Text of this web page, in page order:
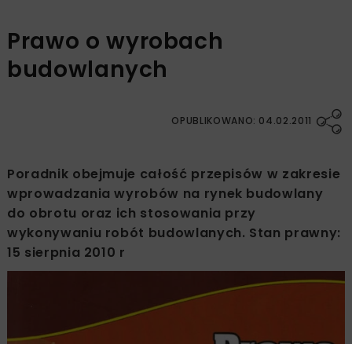
Prawo o wyrobach
budowlanych
OPUBLIKOWANO: 04.02.2011
Poradnik obejmuje całość przepisów w zakresie
wprowadzania wyrobów na rynek budowlany
do obrotu oraz ich stosowania przy
wykonywaniu robót budowlanych. Stan prawny:
15 sierpnia 2010 r